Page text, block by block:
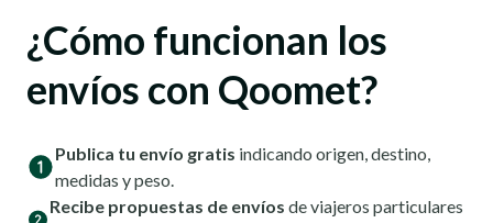
¿Cómo funcionan los
envíos con Qoomet?
Publica tu envío gratis indicando origen, destino,
medidas y peso.
Recibe propuestas de envíos de viajeros particulares